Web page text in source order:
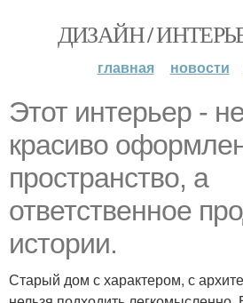
ДИЗАЙН /
главная новости
Этот интерьер -
красиво
пространство, а
ответственное
истории.
Старый дом с характером, с